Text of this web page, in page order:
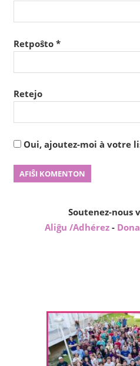
Retpoŝto *
Retejo
Oui, ajoutez-moi à votre
Soutenez-nous
Aliĝu /Adhérez -